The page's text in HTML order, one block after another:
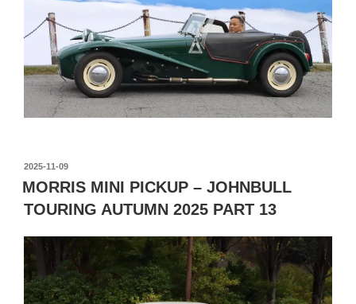
投
稿
日:
2025-11-09
MORRIS MINI PICKUP – JOHNBULL
TOURING AUTUMN 2025 PART 13